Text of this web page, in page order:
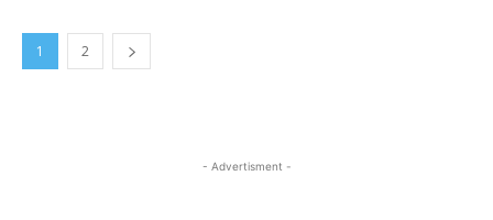
1 2
- Advertisment -